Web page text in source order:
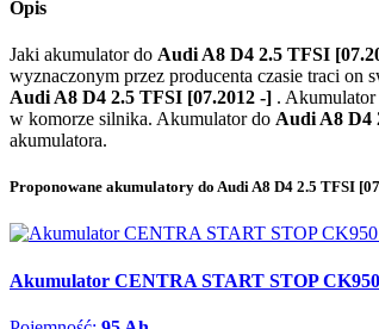
Opis
Jaki akumulator do Audi A8 D4 2.5 TFSI
wyznaczonym przez producenta czasie traci on
Audi A8 D4 2.5 TFSI [07.2012 -] . Akumulator
w komorze silnika. Akumulator do Audi A8 D4
akumulatora.
Proponowane akumulatory do Audi A8 D4 2.5 TFSI
Akumulator CENTRA START STOP